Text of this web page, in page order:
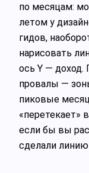
по месяцам:
летом у
гидов,
нарисовать
ось Y —
провалы —
пиковые
«перетекает»
если бы вы
сделали